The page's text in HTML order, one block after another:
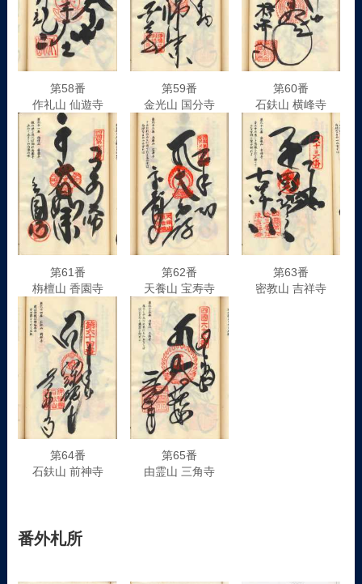
第58番
作礼山 仙遊寺
第59番
金光山 国分寺
第60番
石鈇山 横峰寺
第61番
栴檀山 香園寺
第62番
天養山 宝寿寺
第63番
密教山 吉祥寺
第64番
石鈇山 前神寺
第65番
由霊山 三角寺
番外札所